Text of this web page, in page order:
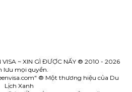
VISA ~ XIN GÌ ĐƯỢC NẤY ® 2010 - 2026
lưu mọi quyền.
" ® Một thương hiệu của Du
Lịch Xanh